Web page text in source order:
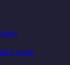
Cream